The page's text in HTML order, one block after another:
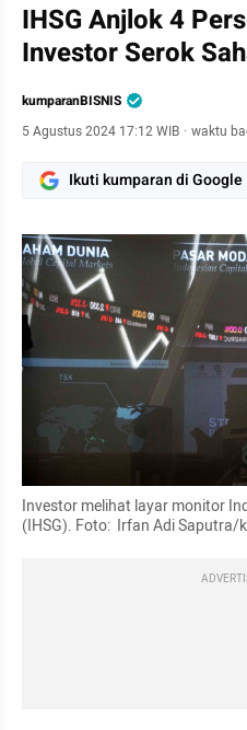
IHSG Anjlok 4
Investor Serok
kumparanBISNIS
5 Agustus 2024 17:12 WIB · waktu
Ikuti kumparan di Google
Investor melihat layar monitor
(IHSG). Foto:  Irfan Adi Saputra/